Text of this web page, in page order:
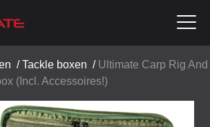
/Tackle boxen / Ultimate Carp Rig And
(Incl. Accessoires!)